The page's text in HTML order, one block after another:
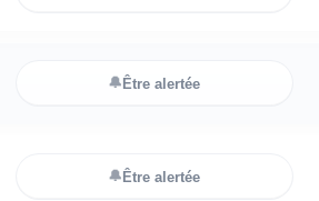
🔔Être alertée
🔔Être alertée